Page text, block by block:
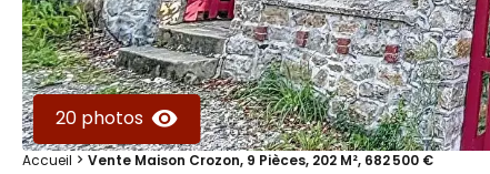
20 photos
Accueil Vente Maison Crozon, 9 Pièces, 202 M², 682 500 €